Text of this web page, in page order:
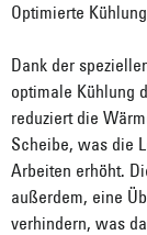
Optimierte
Dank der
optimale Kühlung
reduziert die
Scheibe, was die
Arbeiten erhöht.
außerdem, eine
verhindern, was